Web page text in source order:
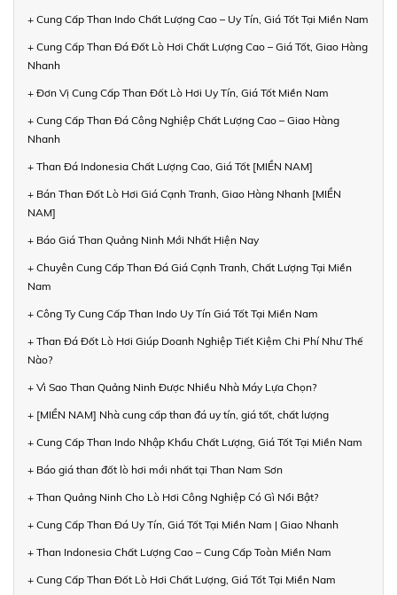
+ Cung Cấp Than Indo Chất Lượng Cao – Uy Tín, Giá Tốt Tại Miền Nam
+ Cung Cấp Than Đá Đốt Lò Hơi Chất Lượng Cao – Giá Tốt, Giao Hàng
Nhanh
+ Đơn Vị Cung Cấp Than Đốt Lò Hơi Uy Tín, Giá Tốt Miền Nam
+ Cung Cấp Than Đá Công Nghiệp Chất Lượng Cao – Giao Hàng
Nhanh
+ Than Đá Indonesia Chất Lượng Cao, Giá Tốt [MIỀN NAM]
+ Bán Than Đốt Lò Hơi Giá Cạnh Tranh, Giao Hàng Nhanh [MIỀN
NAM]
+ Báo Giá Than Quảng Ninh Mới Nhất Hiện Nay
+ Chuyên Cung Cấp Than Đá Giá Cạnh Tranh, Chất Lượng Tại Miền
Nam
+ Công Ty Cung Cấp Than Indo Uy Tín Giá Tốt Tại Miền Nam
+ Than Đá Đốt Lò Hơi Giúp Doanh Nghiệp Tiết Kiệm Chi Phí Như Thế
Nào?
+ Vì Sao Than Quảng Ninh Được Nhiều Nhà Máy Lựa Chọn?
+ [MIỀN NAM] Nhà cung cấp than đá uy tín, giá tốt, chất lượng
+ Cung Cấp Than Indo Nhập Khẩu Chất Lượng, Giá Tốt Tại Miền Nam
+ Báo giá than đốt lò hơi mới nhất tại Than Nam Sơn
+ Than Quảng Ninh Cho Lò Hơi Công Nghiệp Có Gì Nổi Bật?
+ Cung Cấp Than Đá Uy Tín, Giá Tốt Tại Miền Nam | Giao Nhanh
+ Than Indonesia Chất Lượng Cao – Cung Cấp Toàn Miền Nam
+ Cung Cấp Than Đốt Lò Hơi Chất Lượng, Giá Tốt Tại Miền Nam